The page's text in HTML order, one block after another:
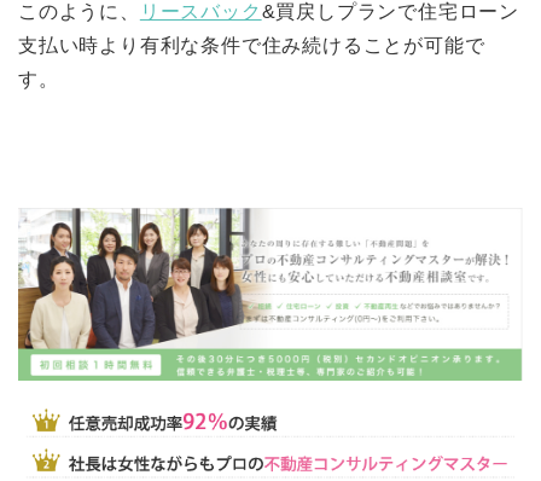
このように、 リースバック &買戻しプランで住宅ローン
支払い時より有利な条件で住み続けることが可能で
す。